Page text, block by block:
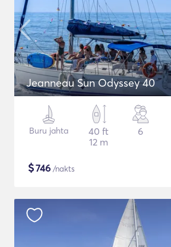
Jeanneau Sun Odyssey 40
Buru jahta
40 ft
12 m
6
$746 /nakts